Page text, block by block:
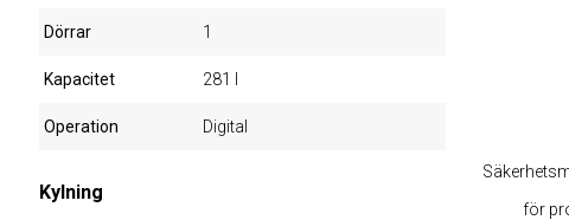
Dörrar 1
Kapacitet 281 l
Operation Digital
Kylning
för